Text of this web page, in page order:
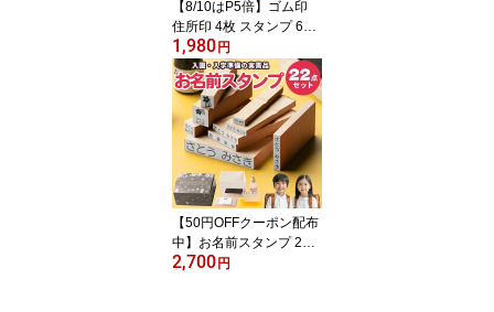
【8/10はP5倍】ゴム印
住所印 4枚 スタンプ 62m
m×約30mm 法人印鑑 法
人印 会社印 オーダー 印
鑑 はんこ 住所 オーダー
メイド 分割印 個人用 法
人用 社版 社判 社判 横判
社印 親子判 ビジネス 事
務用品 インボイス
1,980円
【50円OFFクーポン配布
中】お名前スタンプ 22
点セット おむつスタンプ
2,700円